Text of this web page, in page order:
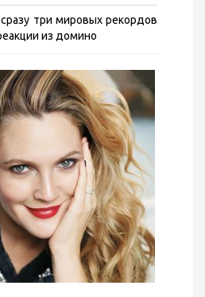
три мировых рекордов
из домино